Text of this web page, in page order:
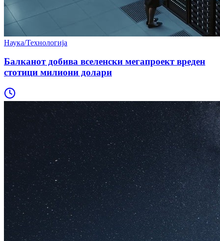
Наука/Технологија
Балканот добива вселенски мегапроект вреден
стотици милиони долари